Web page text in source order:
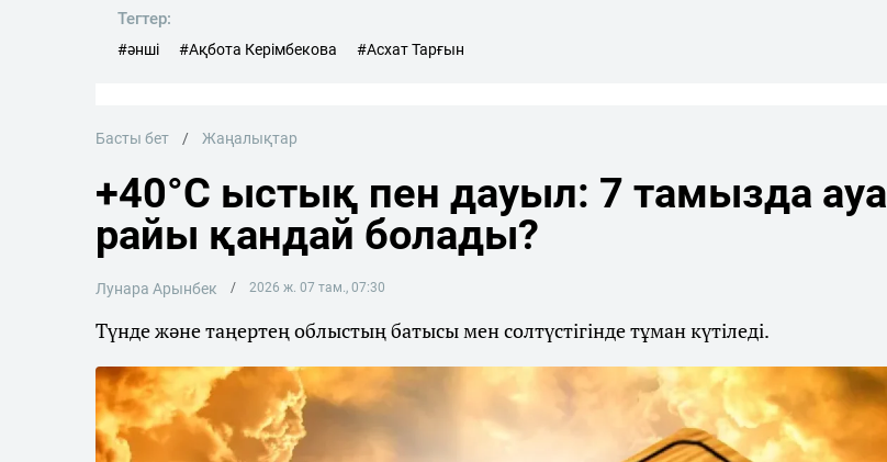
Тегтер:
#әнші #Ақбота Керімбекова #Асхат Тарғын
Басты бет Жаңалықтар
+40°C ыстық пен дауыл: 7 тамызда ауа
райы қандай болады?
Лунара Арынбек 2026 ж. 07 там., 07:30
Түнде және таңертең облыстың батысы мен солтүстігінде тұман күтіледі.